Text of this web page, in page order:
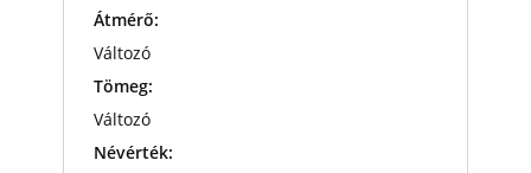
Átmérő:
Változó
Tömeg:
Változó
Névérték: